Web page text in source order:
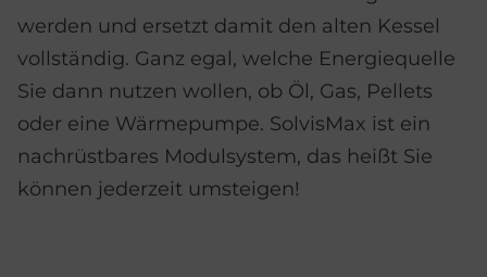
werden und ersetzt damit den alten Kessel
vollständig. Ganz egal, welche Energiequelle
Sie dann nutzen wollen, ob Öl, Gas, Pellets
oder eine Wärmepumpe. SolvisMax ist ein
nachrüstbares Modulsystem, das heißt Sie
können jederzeit umsteigen!